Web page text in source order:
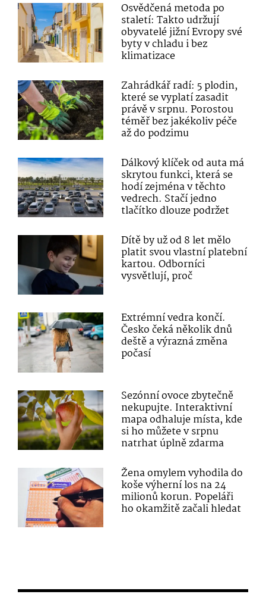
Osvědčená metoda po
staletí: Takto udržují
obyvatelé jižní Evropy své
byty v chladu i bez
klimatizace
Zahrádkář radí: 5 plodin,
které se vyplatí zasadit
právě v srpnu. Porostou
téměř bez jakékoliv péče
až do podzimu
Dálkový klíček od auta má
skrytou funkci, která se
hodí zejména v těchto
vedrech. Stačí jedno
tlačítko dlouze podržet
Dítě by už od 8 let mělo
platit svou vlastní platební
kartou. Odborníci
vysvětlují, proč
Extrémní vedra končí.
Česko čeká několik dnů
deště a výrazná změna
počasí
Sezónní ovoce zbytečně
nekupujte. Interaktivní
mapa odhaluje místa, kde
si ho můžete v srpnu
natrhat úplně zdarma
Žena omylem vyhodila do
koše výherní los na 24
milionů korun. Popeláři
ho okamžitě začali hledat